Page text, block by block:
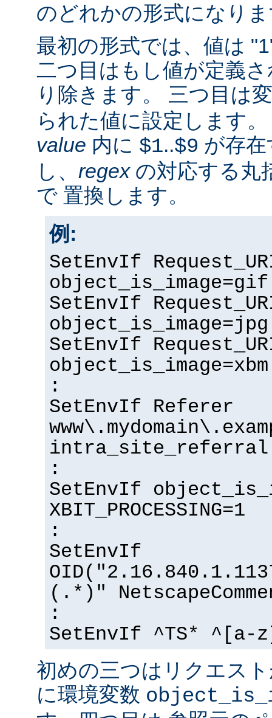
のどれかの形式になり
最初の形式では、値は
二つ目はもし値が定義
り除きます。 三つ目は
られた値に設定します
value 内に $1..$9 が存
し、 regexの対応する丸
で 置換します。
例:
SetEnvIf
object_is_image=gif
SetEnvIf
object_is_image=jpg
SetEnvIf
object_is_image=xbm
:
SetEnvIf Referer
intra_site_referral
:
SetEnvIf
XBIT_PROCESSING=1
:
SetEnvIf
(.*)"
:
SetEnvIf ^TS* ^[a-
初めの三つはリクエス
に環境変数